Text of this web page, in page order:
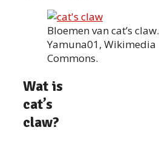
Bloemen van cat’s claw.
Yamuna01, Wikimedia
Commons.
Wat is
cat’s
claw?